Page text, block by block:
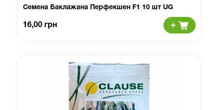
Семена Баклажана Перфекшен F1 10 шт UG
16,00 грн